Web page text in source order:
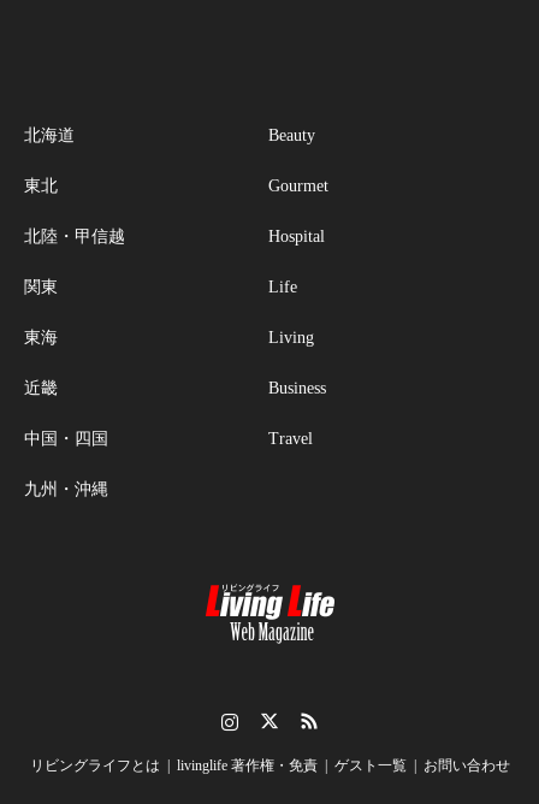
北海道
東北
北陸・甲信越
関東
東海
近畿
中国・四国
九州・沖縄
Beauty
Gourmet
Hospital
Life
Living
Business
Travel
リビングライフとは livinglife 著作権・免責 ゲスト一覧 お問い合わせ